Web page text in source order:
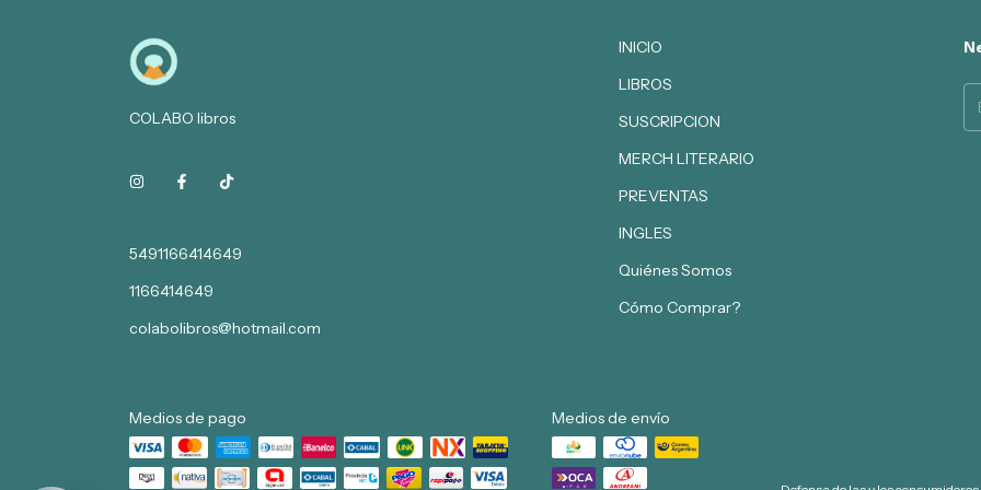
COLABO libros
5491166414649
1166414649
colabolibros@hotmail.com
INICIO
LIBROS
SUSCRIPCION
MERCH LITERARIO
PREVENTAS
INGLES
Quiénes Somos
Cómo Comprar?
Medios de pago Medios de envío